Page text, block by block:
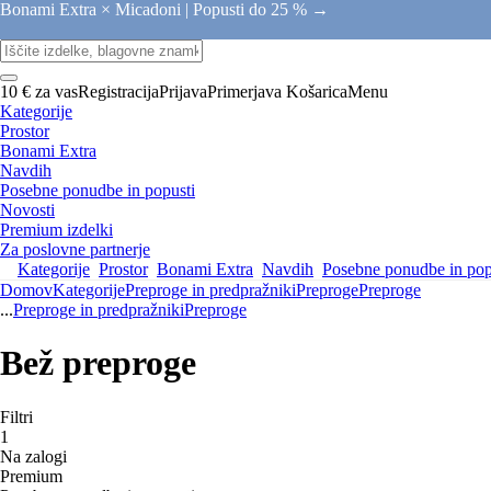
Bonami Extra × Micadoni | Popusti do 25 % →
10 € za vasRegistracijaPrijavaPrimerjava KošaricaMenu
Kategorije
Prostor
Bonami Extra
Navdih
Posebne ponudbe in popusti
Novosti
Premium izdelki
Za poslovne partnerje
Kategorije Prostor Bonami Extra Navdih Posebne ponudbe in
DomovKategorijePreproge in predpražnikiPreprogePreproge
...Preproge in predpražnikiPreproge
Bež preproge
Filtri
1
Na zalogi
Premium